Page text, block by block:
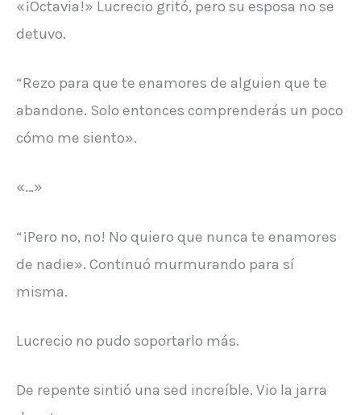
«¡Octavia!» Lucrecio gritó, pero su esposa no se
detuvo.
“Rezo para que te enamores de alguien que te
abandone. Solo entonces comprenderás un poco
cómo me siento».
«…»
“¡Pero no, no! No quiero que nunca te enamores
de nadie». Continuó murmurando para sí
misma.
Lucrecio no pudo soportarlo más.
De repente sintió una sed increíble. Vio la jarra